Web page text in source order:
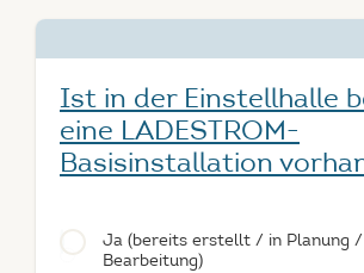
Ist in der Einstellhalle
eine LADESTROM-
Basisinstallation
Ja (bereits erstellt / in Planung
Bearbeitung)